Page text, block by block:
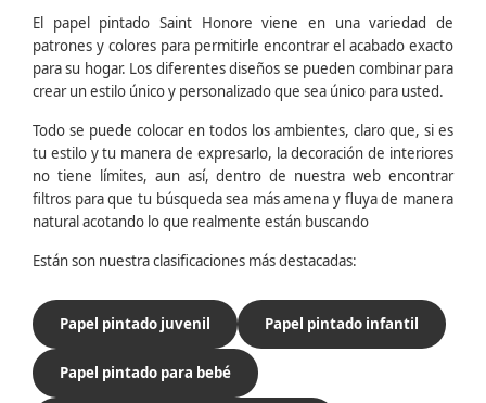
El papel pintado Saint Honore viene en una variedad de
patrones y colores para permitirle encontrar el acabado exacto
para su hogar. Los diferentes diseños se pueden combinar para
crear un estilo único y personalizado que sea único para usted.
Todo se puede colocar en todos los ambientes, claro que, si es
tu estilo y tu manera de expresarlo, la decoración de interiores
no tiene límites, aun así, dentro de nuestra web encontrar
filtros para que tu búsqueda sea más amena y fluya de manera
natural acotando lo que realmente están buscando
Están son nuestra clasificaciones más destacadas:
Papel pintado juvenil Papel pintado infantil
Papel pintado para bebé